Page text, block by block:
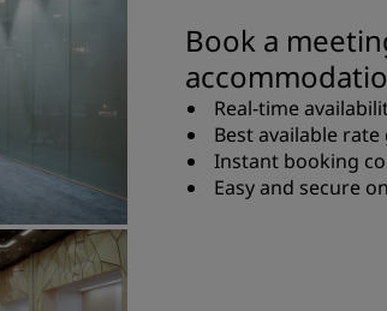
hotels
en
Meetings
Het is
Deals
Bekijk
Book a
Real-time
Best available
Instant booking
Easy and secure